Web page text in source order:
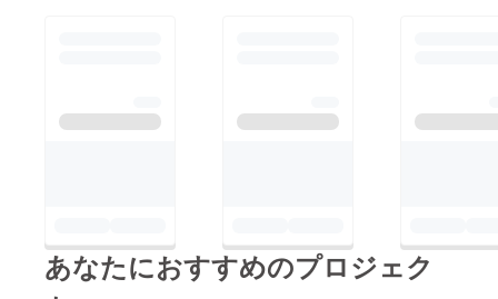
あなたにおすすめのプロジェク